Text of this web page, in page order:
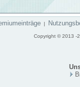
|
Copyright © 2013 -